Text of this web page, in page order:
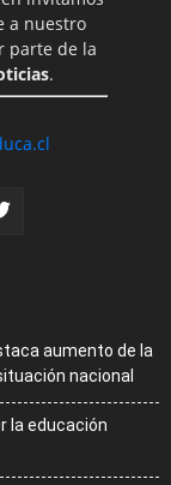
a nuestro
parte de la
.
aumento de la
nacional
la educación